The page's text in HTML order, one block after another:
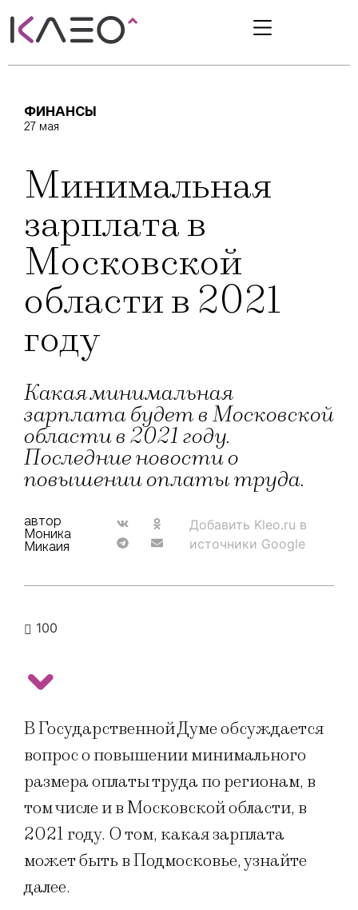
ФИНАНСЫ
27 мая
Минимальная
зарплата в
Московской
области в 2021
году
Какая минимальная
зарплата будет в Московской
области в 2021 году.
Последние новости о
повышении оплаты труда.
автор
Моника
Микаия
Добавить Kleo.ru в
источники Google
100
В Государственной Думе обсуждается
вопрос о повышении минимального
размера оплаты труда по регионам, в
том числе и в Московской области, в
2021 году. О том, какая зарплата
может быть в Подмосковье, узнайте
далее.